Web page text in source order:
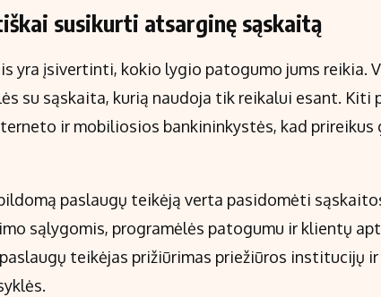
susikurti atsarginę sąskaitą
yra įsivertinti, kokio lygio patogumo jums reikia.
su sąskaita, kurią naudoja tik reikalui esant. Kiti
ir mobiliosios bankininkystės, kad
paslaugų teikėją verta pasidomėti
sąlygomis, programėlės patogumu ir klientų
teikėjas prižiūrimas priežiūros institucijų